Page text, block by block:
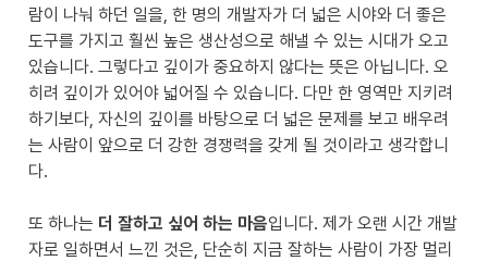
람이 나눠 하던 일을, 한 명의 개발자가 더 넓은 시야와 더 좋은
도구를 가지고 훨씬 높은 생산성으로 해낼 수 있는 시대가 오고
있습니다. 그렇다고 깊이가 중요하지 않다는 뜻은 아닙니다. 오
히려 깊이가 있어야 넓어질 수 있습니다. 다만 한 영역만 지키려
하기보다, 자신의 깊이를 바탕으로 더 넓은 문제를 보고 배우려
는 사람이 앞으로 더 강한 경쟁력을 갖게 될 것이라고 생각합니
다.
또 하나는 더 잘하고 싶어 하는 마음입니다. 제가 오랜 시간 개발
자로 일하면서 느낀 것은, 단순히 지금 잘하는 사람이 가장 멀리